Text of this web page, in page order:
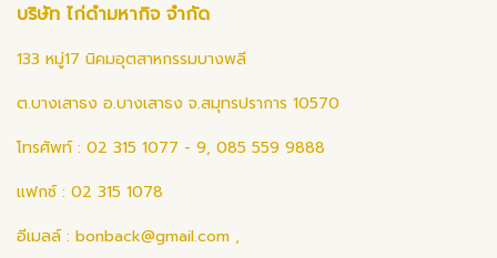
บริษัท ไก่ดำมหากิจ จำกัด
133 หมู่17 นิคมอุตสาหกรรมบางพลี
ต.บางเสาธง อ.บางเสาธง จ.สมุทรปราการ 10570
โทรศัพท์ : 02 315 1077 - 9, 085 559 9888
แฟกซ์ : 02 315 1078
อีเมลล์ : bonback@gmail.com ,